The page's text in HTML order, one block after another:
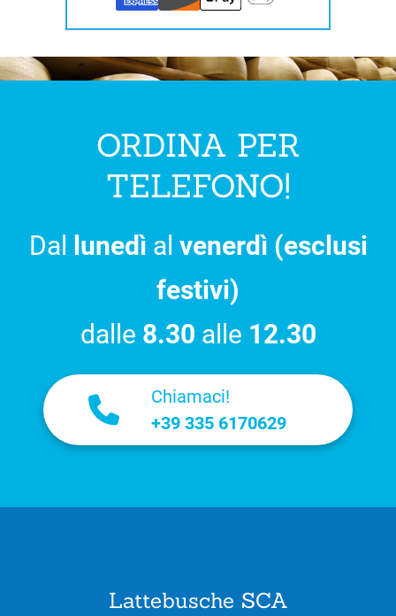
ORDINA PER
TELEFONO!
Dal lunedì al venerdì (esclusi
festivi)
dalle 8.30 alle 12.30
Chiamaci!
+39 335 6170629
Lattebusche SCA